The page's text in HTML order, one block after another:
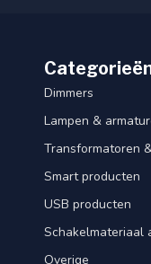
Dimmers
Lampen &
Transformatoren
Smart producten
USB producten
Schakelmateriaal
Overige